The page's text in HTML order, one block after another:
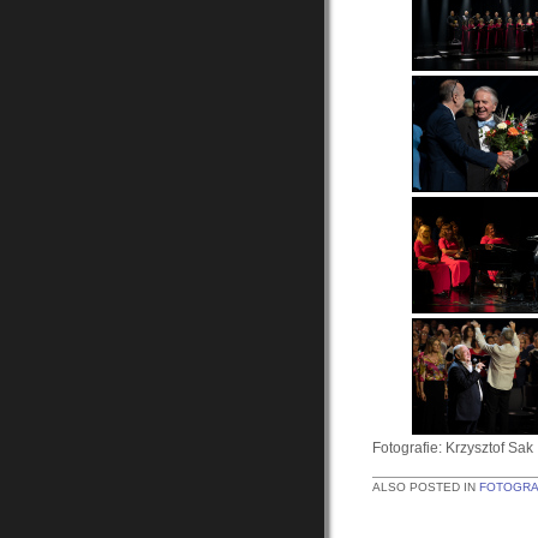
Fotografie: Krzysztof Sak
ALSO POSTED IN